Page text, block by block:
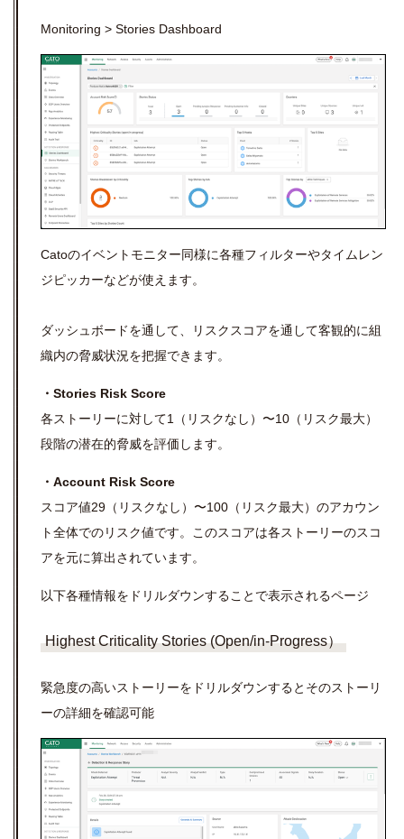
Monitoring > Stories Dashboard
Catoのイベントモニター同様に各種フィルターやタイムレン
ジピッカーなどが使えます。
ダッシュボードを通して、リスクスコアを通して客観的に組
織内の脅威状況を把握できます。
・Stories Risk Score
各ストーリーに対して1（リスクなし）〜10（リスク最大）
段階の潜在的脅威を評価します。
・Account Risk Score
スコア値29（リスクなし）〜100（リスク最大）のアカウン
ト全体でのリスク値です。このスコアは各ストーリーのスコ
アを元に算出されています。
以下各種情報をドリルダウンすることで表示されるページ
Highest Criticality Stories (Open/in-Progress）
緊急度の高いストーリーをドリルダウンするとそのストーリ
ーの詳細を確認可能